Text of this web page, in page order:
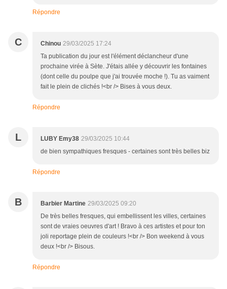
Répondre
C Chinou 29/03/2025 17:24
Ta publication du jour est l'élément déclancheur d'une
prochaine virée à Sète. J'étais allée y découvrir les fontaines
(dont celle du poulpe que j'ai trouvée moche !). Tu as vaiment
fait le plein de clichés !<br /> Bises à vous deux.
Répondre
L LUBY Emy38 29/03/2025 10:44
de bien sympathiques fresques - certaines sont très belles biz
Répondre
B Barbier Martine 29/03/2025 09:20
De très belles fresques, qui embellissent les villes, certaines
sont de vraies oeuvres d'art ! Bravo à ces artistes et pour ton
joli reportage plein de couleurs !<br /> Bon weekend à vous
deux !<br /> Bisous.
Répondre